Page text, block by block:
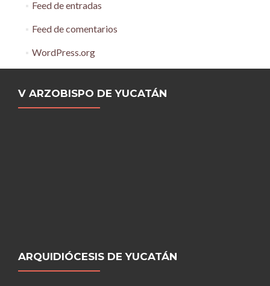
Feed de entradas
Feed de comentarios
WordPress.org
V ARZOBISPO DE YUCATÁN
ARQUIDIÓCESIS DE YUCATÁN